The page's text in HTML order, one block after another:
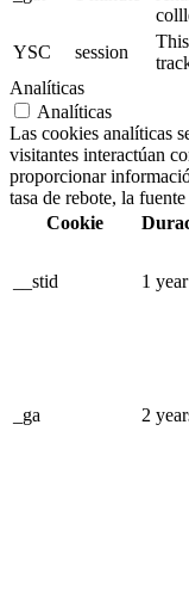
YSC
session
Analíticas
Analíticas
Las cookies analíticas
visitantes interactúan
proporcionar
tasa de rebote, la
Cookie
__stid 1 year
_ga 2